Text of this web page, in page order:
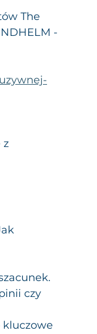
The
-
z
czy
kluczowe